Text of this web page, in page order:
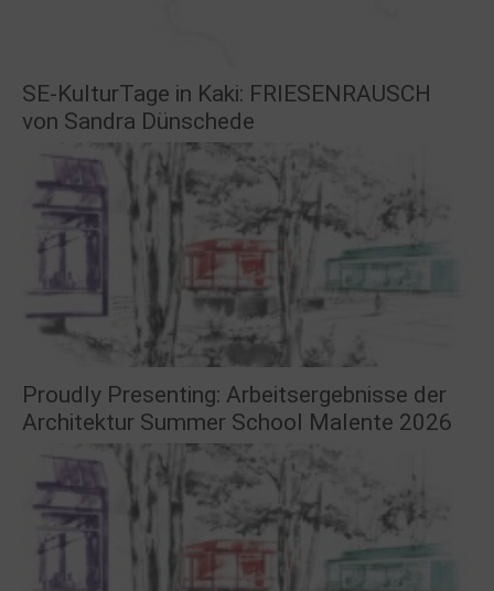
SE-KulturTage in Kaki: FRIESENRAUSCH
von Sandra Dünschede
Proudly Presenting: Arbeitsergebnisse der
Architektur Summer School Malente 2026